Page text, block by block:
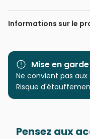
Steve Crisp / MGL
Informations sur le
Marque
Catégorie
Mise en garde
Ne convient pas
Risque
Pensez aux